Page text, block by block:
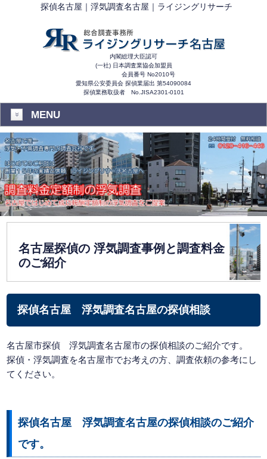
探偵名古屋｜浮気調査名古屋｜ライジングリサーチ
内閣総理大臣認可
(一社) 日本調査業協会加盟員
会員番号 No2010号
愛知県公安委員会 探偵業届出 第54090084
探偵業務取扱者 No.JISA2301-0101
MENU
名古屋探偵の 浮気調査事例と調査料金
のご紹介
探偵名古屋 浮気調査名古屋の探偵相談
名古屋市探偵 浮気調査名古屋市の探偵相談のご紹介です。
探偵・浮気調査を名古屋市でお考えの方、調査依頼の参考にし
てください。
探偵名古屋 浮気調査名古屋の探偵相談のご紹介
です。